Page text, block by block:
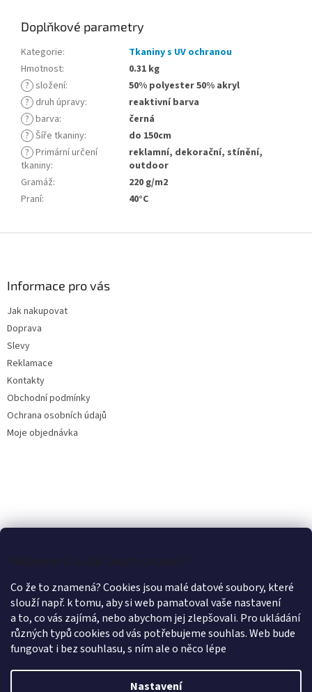
Můžeme si u vás uložit cookies?
Co že to znamená? Cookies jsou malé datové soubory, které
slouží např. k tomu, aby si web pamatoval vaše nastavení
a to, co vás zajímá, nebo abychom jej zlepšovali. Pro ukládání
různých typů cookies od vás potřebujeme souhlas. Web bude
fungovat i bez souhlasu, s ním ale o něco lépe
Nastavení
Doplňkové parametry
Kategorie:
Tkaniny s UV ochranou
Hmotnost:
0.31 kg
? složení:
50% polyester 50% akryl
? druh úpravy:
reaktivní barva
? barva:
černá
? Šíře tkaniny:
do 150cm
? Primární určení
tkaniny:
reklamní, dekorační, stínění,
outdoor
Gramáž:
220 g/m2
Praní: 40°C
Informace pro vás
Jak nakupovat
Doprava
Slevy
Reklamace
Kontakty
Obchodní podmínky
Ochrana osobních údajů
Moje objednávka